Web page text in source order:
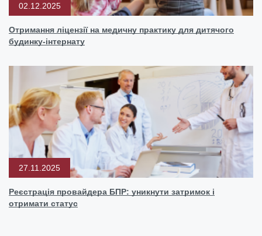
02.12.2025
Отримання ліцензії на медичну практику для дитячого
будинку-інтернату
27.11.2025
Реєстрація провайдера БПР: уникнути затримок і
отримати статус